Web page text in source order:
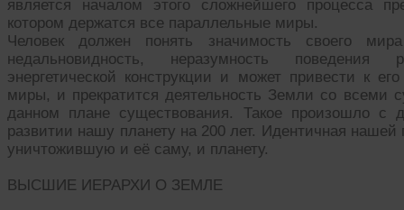
является началом этого сложнейшего процесса
котором держатся все параллельные миры.
Человек должен понять значимость своего
недальновидность, неразумность поведения
энергетической конструкции и может привести к
миры, и прекратится деятельность Земли со
данном плане существования. Такое произошло
развитии нашу планету на 200 лет. Идентичная
уничтожившую и её саму, и планету.
ВЫСШИЕ ИЕРАРХИ О ЗЕМЛЕ